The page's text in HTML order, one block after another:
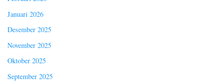
Januari 2026
Desember 2025
November 2025
Oktober 2025
September 2025